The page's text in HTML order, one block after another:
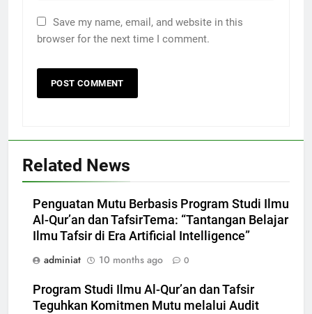
Save my name, email, and website in this
browser for the next time I comment.
Related News
Penguatan Mutu Berbasis Program Studi Ilmu
Al-Qur’an dan TafsirTema: “Tantangan Belajar
Ilmu Tafsir di Era Artificial Intelligence”
adminiat
10 months ago 0
Program Studi Ilmu Al-Qur’an dan Tafsir
Teguhkan Komitmen Mutu melalui Audit